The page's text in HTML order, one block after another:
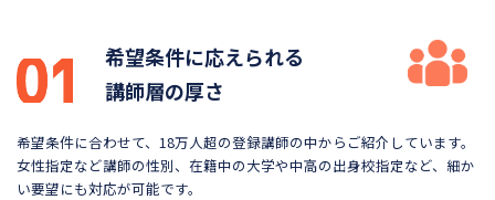
希望条件に応えられる
講師層の厚さ
希望条件に合わせて、18万人超の登録講師の中から ご紹介しています。
女性指定など講師の性別、在籍中の大学や中高の出身校指定など、細か
い要望にも対応が可能です。